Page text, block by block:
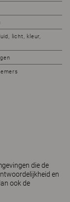
licht, kleur,
die de
en
ook de